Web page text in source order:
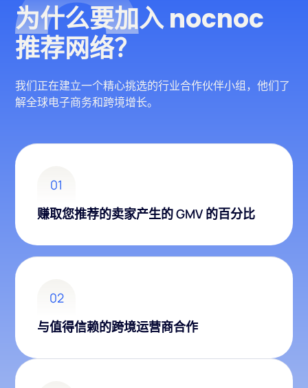
为什么要加入 nocnoc
推荐网络？
我们正在建立一个精心挑选的行业合作伙伴小组，他们了
解全球电子商务和跨境增长。
01
赚取您推荐的卖家产生的 GMV 的百分比
02
与值得信赖的跨境运营商合作